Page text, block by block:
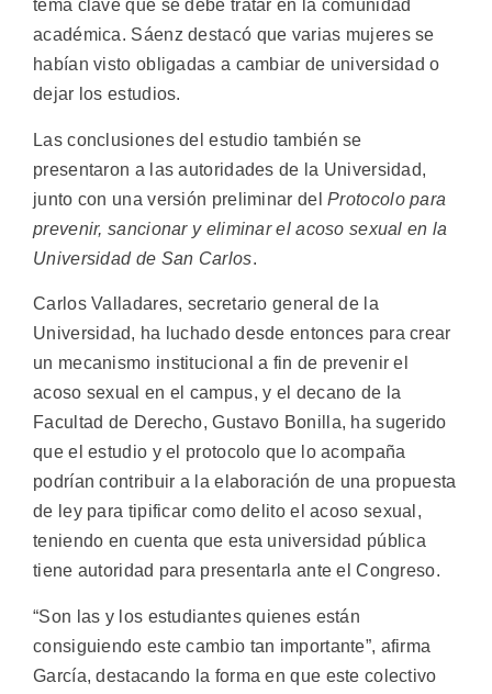
tema clave que se debe tratar en la comunidad
académica. Sáenz destacó que varias mujeres se
habían visto obligadas a cambiar de universidad o
dejar los estudios.
Las conclusiones del estudio también se
presentaron a las autoridades de la Universidad,
junto con una versión preliminar delProtocolo para
prevenir, sancionar y eliminar el acoso sexual en la
Universidad de San Carlos.
Carlos Valladares, secretario general de la
Universidad, ha luchado desde entonces para crear
un mecanismo institucional a fin de prevenir el
acoso sexual en el campus, y el decano de la
Facultad de Derecho, Gustavo Bonilla, ha sugerido
que el estudio y el protocolo que lo acompaña
podrían contribuir a la elaboración de una propuesta
de ley para tipificar como delito el acoso sexual,
teniendo en cuenta que esta universidad pública
tiene autoridad para presentarla ante el Congreso.
“Son las y los estudiantes quienes están
consiguiendo este cambio tan importante”, afirma
García, destacando la forma en que este colectivo